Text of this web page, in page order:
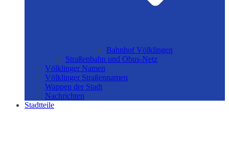
Bahnhof Völklingen
Straßenbahn und Obus-Netz
Völklinger Namen
Völklinger Straßennamen
Wappen der Stadt
Nachrichten
Stadtteile